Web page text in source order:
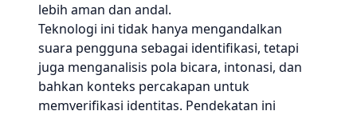
lebih aman dan andal.
Teknologi ini tidak hanya mengandalkan
suara pengguna sebagai identifikasi, tetapi
juga menganalisis pola bicara, intonasi, dan
bahkan konteks percakapan untuk
memverifikasi identitas. Pendekatan ini